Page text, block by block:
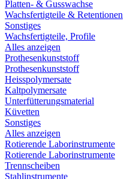
Platten- & Gusswachse
Wachsfertigteile & Retentionen
Sonstiges
Wachsfertigteile, Profile
Alles anzeigen
Prothesenkunststoff
Prothesenkunststoff
Heisspolymersate
Kaltpolymersate
Unterfütterungsmaterial
Küvetten
Sonstiges
Alles anzeigen
Rotierende Laborinstrumente
Rotierende Laborinstrumente
Trennscheiben
Stahlinstrumente